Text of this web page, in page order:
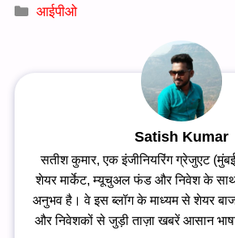
Categories
आईपीओ
Satish Kumar
सतीश कुमार, एक इंजीनियरिंग ग्रेजुएट
शेयर मार्केट, म्यूचुअल फंड और निवेश के
अनुभव है। वे इस ब्लॉग के माध्यम से शेयर
और निवेशकों से जुड़ी ताज़ा खबरें आसान